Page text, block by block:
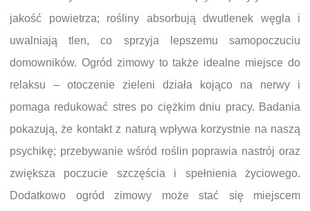
jakość powietrza; rośliny absorbują dwutlenek węgla i
uwalniają tlen, co sprzyja lepszemu samopoczuciu
domowników. Ogród zimowy to także idealne miejsce do
relaksu – otoczenie zieleni działa kojąco na nerwy i
pomaga redukować stres po ciężkim dniu pracy. Badania
pokazują, że kontakt z naturą wpływa korzystnie na naszą
psychikę; przebywanie wśród roślin poprawia nastrój oraz
zwiększa poczucie szczęścia i spełnienia życiowego.
Dodatkowo ogród zimowy może stać się miejscem